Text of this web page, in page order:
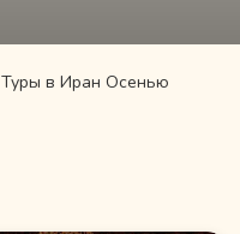
Туры в Иран Осенью